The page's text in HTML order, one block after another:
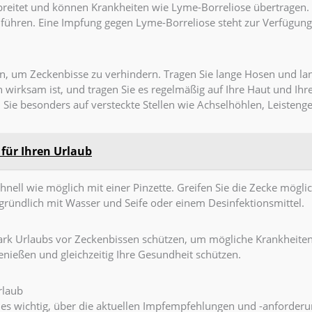
und können Krankheiten wie Lyme-Borreliose
Eine Impfung gegen Lyme-Borreliose steht zur
um Zeckenbisse zu verhindern. Tragen Sie lange Hosen und
wirksam ist, und tragen Sie es regelmäßig auf Ihre Haut und
besonders auf versteckte Stellen wie Achselhöhlen,
Ihren Urlaub
wie möglich mit einer Pinzette. Greifen Sie die Zecke
mit Wasser und Seife oder einem Desinfektionsmittel.
Urlaubs vor Zeckenbissen schützen, um mögliche
und gleichzeitig Ihre Gesundheit schützen.
wichtig, über die aktuellen Impfempfehlungen und -